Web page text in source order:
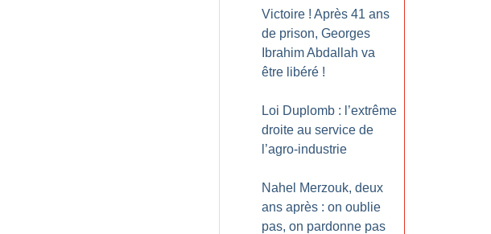
Victoire ! Après 41 ans
de prison, Georges
Ibrahim Abdallah va
être libéré !
Loi Duplomb : l’extrême
droite au service de
l’agro-industrie
Nahel Merzouk, deux
ans après : on oublie
pas, on pardonne pas